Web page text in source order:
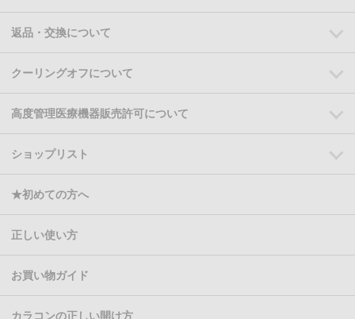
返品・交換について
クーリングオフについて
高度管理医療機器販売許可について
ショップリスト
★初めての方へ
正しい使い方
お買い物ガイド
カラコンの正しい開け方